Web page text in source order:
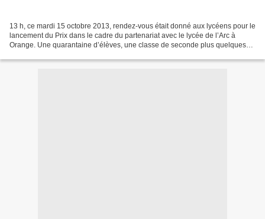
13 h, ce mardi 15 octobre 2013, rendez-vous était donné aux lycéens pour le
lancement du Prix dans le cadre du partenariat avec le lycée de l’Arc à
Orange. Une quarantaine d’élèves, une classe de seconde plus quelques